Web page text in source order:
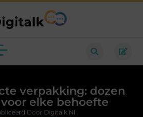
verpakking: dozen
elke behoefte
Door Digitalk.nl